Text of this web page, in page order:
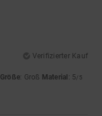
Verifizierter Kauf
Größe: Groß Material : 5/5